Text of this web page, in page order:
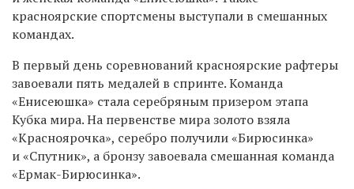
красноярские спортсмены выступали в смешанных
командах.
В первый день соревнований красноярские рафтеры
завоевали пять медалей в спринте. Команда
«Енисеюшка» стала серебряным призером этапа
Кубка мира. На первенстве мира золото взяла
«Красноярочка», серебро получили «Бирюсинка»
и «Спутник», а бронзу завоевала смешанная команда
«Ермак-Бирюсинка».